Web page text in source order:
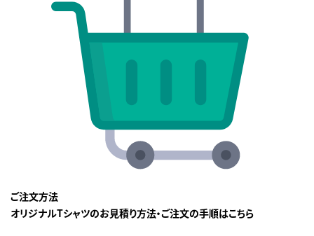
ご注文方法
オリジナルTシャツのお見積り方法・ご注文の手順はこちら